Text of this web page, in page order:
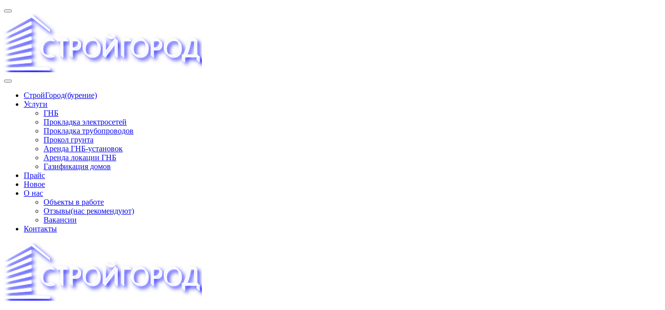
Перейти
содержимому
СтройГород(бурение)
Услуги
ГНБ
Прокладка электросетей
Прокладка трубопроводов
Прокол грунта
Аренда ГНБ-установок
Аренда локации ГНБ
Газификация домов
Прайс
Новое
О нас
Объекты в работе
Отзывы(нас рекомендуют)
Вакансии
Контакты